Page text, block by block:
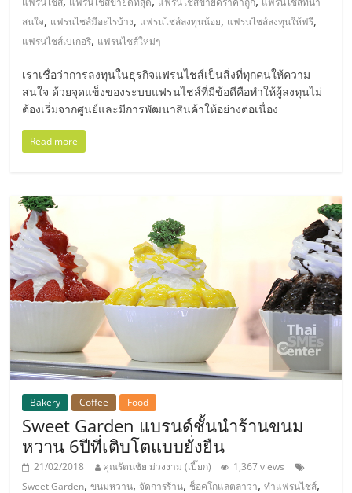
ไชส์
แฟ
รน
ไชส์
ขาย
หน้า
บ้าน
ลงทุน
น้อย
คืน
ทุน
สนใจ, แฟรนไชส์มีอะไรบ้าง, แฟรนไชส์ลงทุนน้อย, แฟรนไชส์ลงทุนให้ฟรี,
แฟรนไชส์เบเกอรี่, แฟรนไชส์ใหม่ๆ
เราเชื่อว่าการลงทุนในธุรกิจแฟรนไชส์เป็นสิ่งที่ทุกคนให้ความ
สนใจ ด้วยจุดแข็งของระบบแฟรนไชส์ที่มีข้อดีคือทำให้ผู้ลงทุนไม่
ต้องเริ่มจากศูนย์และมีการพัฒนาสินค้าให้อย่างต่อเนื่อง
Read more
Bakery Coffee Food
Sweet Garden แบรนด์ชั้นนำร้านขนม
หวาน 6ปีที่เติบโตแบบยั่งยืน
21/02/2018 คุณรัตนชัย ม่วงงาม (เปี๊ยก)
1,367 views
Sweet Garden,ขนมหวาน, จัดการร้าน, ช็อคโกแลตลาวา,ทำแฟรนไชส์,